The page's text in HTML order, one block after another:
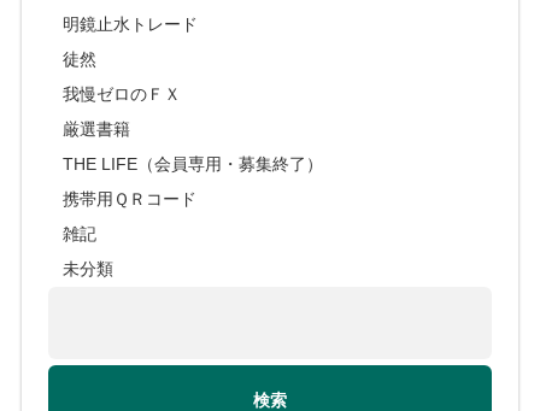
明鏡止水トレード
徒然
我慢ゼロのＦＸ
厳選書籍
THE LIFE（会員専用・募集終了）
携帯用ＱＲコード
雑記
未分類